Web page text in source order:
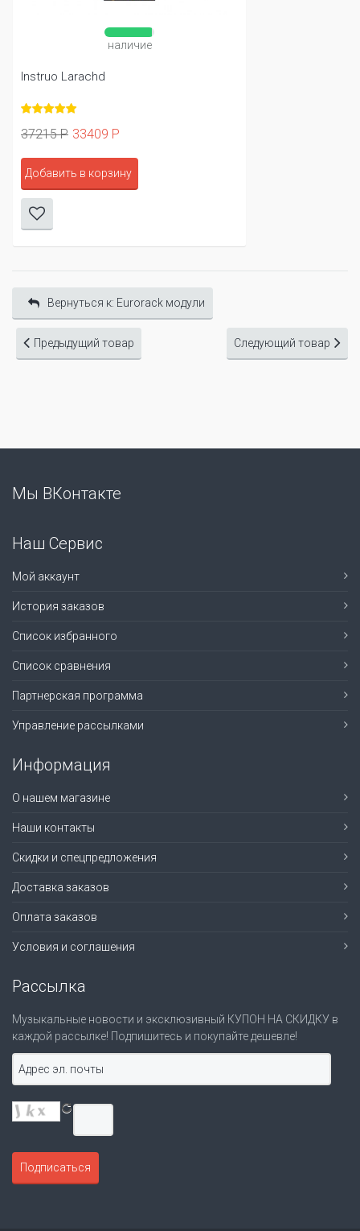
наличие
Instruo Larachd
37215 Р 33409 Р
Добавить в корзину
Вернуться к: Eurorack модули
Предыдущий товар Следующий товар
Мы ВКонтакте
Наш Сервис
Мой аккаунт
История заказов
Список избранного
Список сравнения
Партнерская программа
Управление рассылками
Информация
О нашем магазине
Наши контакты
Скидки и спецпредложения
Доставка заказов
Оплата заказов
Условия и соглашения
Рассылка
Музыкальные новости и эксклюзивный КУПОН НА СКИДКУ в
каждой рассылке! Подпишитесь и покупайте дешевле!